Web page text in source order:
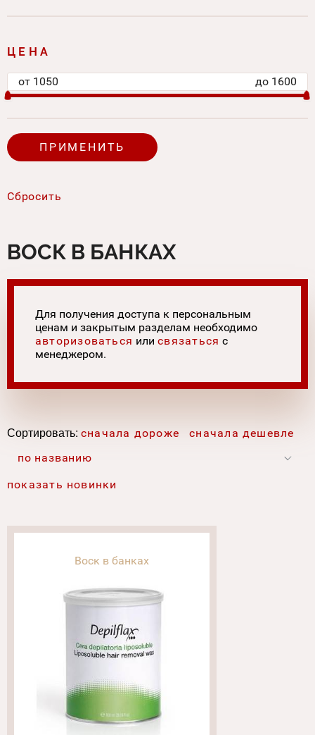
ЦЕНА
от 1050 до 1600
ВОСК В БАНКАХ
Для получения доступа к персональным
ценам и закрытым разделам необходимо
авторизоваться илисвязаться с
менеджером.
Сортировать: сначала дороже
сначала дешевле
по названию
показать новинки
Воск в банках